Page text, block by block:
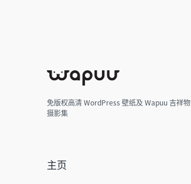
免版权高清 WordPress 壁纸及 Wapuu 吉祥物
摄影集
主页